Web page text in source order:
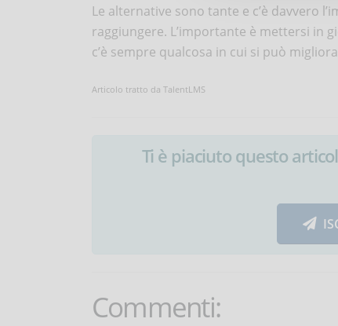
Le alternative sono tante e c’è davvero
raggiungere. L’importante è mettersi in
c’è sempre qualcosa in cui si può
Articolo tratto da TalentLMS
Ti è piaciuto questo
Commenti: